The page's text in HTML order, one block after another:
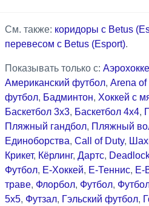
См. также: коридоры с Betus
перевесом с Betus (Esport).
Показывать только с:
Американский футбол, Arena of
футбол, Бадминтон, Хоккей с
Баскетбол 3x3, Баскетбол 4x4,
Пляжный гандбол, Пляжный
Единоборства, Call of Duty,
Крикет, Кёрлинг, Дартс,
Футбол, Е-Хоккей, Е-Теннис, Е-
траве, Флорбол, Футбол,
5x5, Футзал, Гэльский футбол,